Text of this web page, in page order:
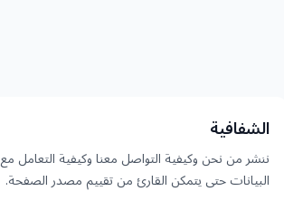
الشفافية
ننشر من نحن وكيفية التواصل معنا وكيفية التعامل مع
البيانات حتى يتمكن القارئ من تقييم مصدر الصفحة.